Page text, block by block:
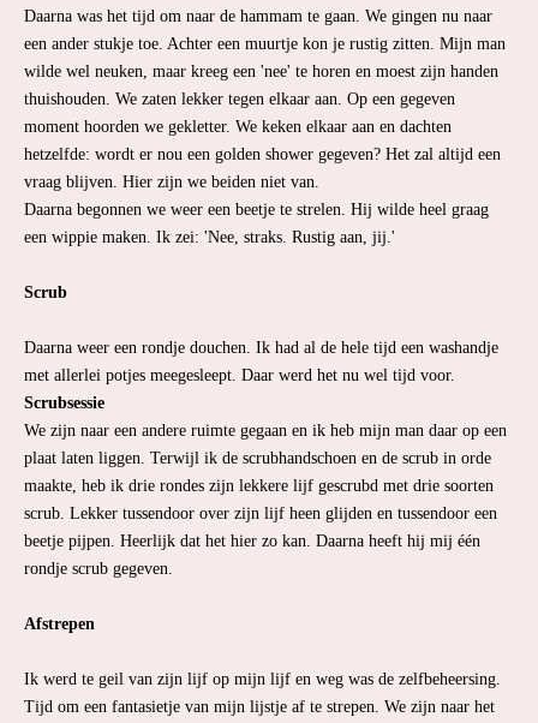
Daarna was het tijd om naar de hammam te gaan. We gingen nu naar
een ander stukje toe. Achter een muurtje kon je rustig zitten. Mijn man
wilde wel neuken, maar kreeg een 'nee' te horen en moest zijn handen
thuishouden. We zaten lekker tegen elkaar aan. Op een gegeven
moment hoorden we gekletter. We keken elkaar aan en dachten
hetzelfde: wordt er nou een golden shower gegeven? Het zal altijd een
vraag blijven. Hier zijn we beiden niet van.
Daarna begonnen we weer een beetje te strelen. Hij wilde heel graag
een wippie maken. Ik zei: 'Nee, straks. Rustig aan, jij.'
Scrub
Daarna weer een rondje douchen. Ik had al de hele tijd een washandje
met allerlei potjes meegesleept. Daar werd het nu wel tijd voor.
Scrubsessie
We zijn naar een andere ruimte gegaan en ik heb mijn man daar op een
plaat laten liggen. Terwijl ik de scrubhandschoen en de scrub in orde
maakte, heb ik drie rondes zijn lekkere lijf gescrubd met drie soorten
scrub. Lekker tussendoor over zijn lijf heen glijden en tussendoor een
beetje pijpen. Heerlijk dat het hier zo kan. Daarna heeft hij mij één
rondje scrub gegeven.
Afstrepen
Ik werd te geil van zijn lijf op mijn lijf en weg was de zelfbeheersing.
Tijd om een fantasietje van mijn lijstje af te strepen. We zijn naar het